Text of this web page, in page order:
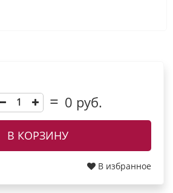
0 руб.
В КОРЗИНУ
В избранное